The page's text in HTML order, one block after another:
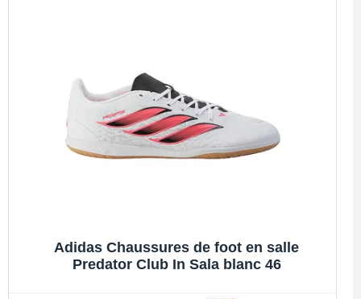
Adidas Chaussures de foot en salle
Predator Club In Sala blanc 46